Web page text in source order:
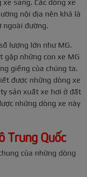
sang. Các dòng xe
nội địa nên khá là
ngoài đường.
lượng lớn như MG.
những con xe MG
giềng của chúng ta.
được những dòng xe
sản xuất xe hơi ở đất
những dòng xe này
Trung Quốc
của những dòng